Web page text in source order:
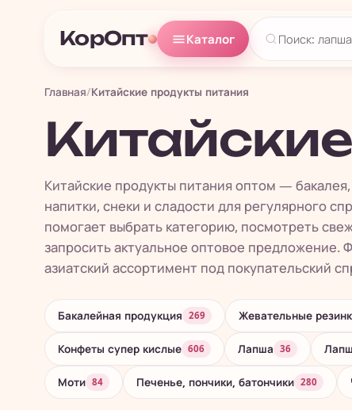
КорОпт Каталог
Главная/Китайские продукты питания
Китайские продукты питания оптом —
напитки, снеки и сладости для регулярного
помогает выбрать категорию, посмотреть
запросить актуальное оптовое предложение.
азиатский ассортимент под покупательский
Бакалейная продукция 269 Жевательные
Конфеты супер кислые 606 Лапша 36
Моти 84 Печенье, пончики, батончики 280